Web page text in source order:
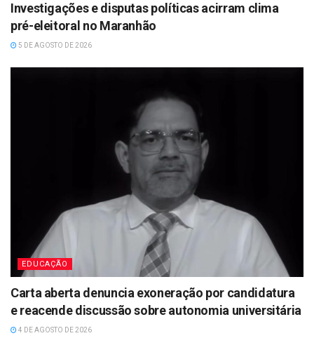
Investigações e disputas políticas acirram clima
pré-eleitoral no Maranhão
5 DE AGOSTO DE 2026
EDUCAÇÃO
Carta aberta denuncia exoneração por candidatura
e reacende discussão sobre autonomia universitária
4 DE AGOSTO DE 2026